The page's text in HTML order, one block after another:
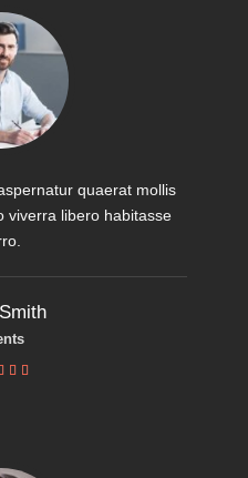
quaerat mollis
viverra libero habitasse
  